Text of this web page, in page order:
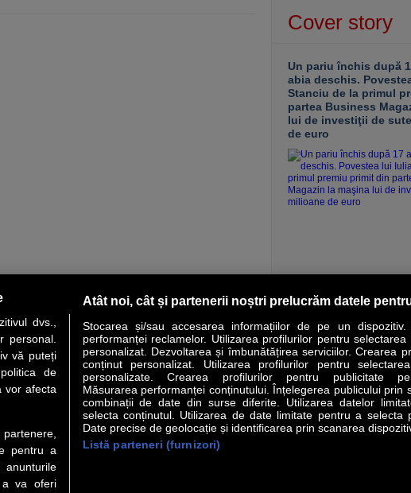
Cover story
Un pariu închis după
abia deschis.
Stanciu de la primul
partea Business
lui de investiţii de
de euro
vezi continuarea
LIDERI ANALIZE HI-TECH MEET THE CEO LIFESTYLE
Politica de confidentialitate
Termeni si conditii
About cookies
Servicii Revista
dvs.,
personal.
vă puteți
de
vor afecta
pentru a
a va oferi
Atât noi, cât și partenerii noștri prelucrăm datele
Stocarea și/sau accesarea informațiilor de pe un dispozitiv.
performanței reclamelor. Utilizarea profilurilor pentru selectarea
personalizat. Dezvoltarea și îmbunătățirea serviciilor. Crearea
conținut personalizat. Utilizarea profilurilor pentru
personalizate. Crearea profilurilor pentru publicitate
Măsurarea performanței conținutului. Înțelegerea publicului prin
combinații de date din surse diferite. Utilizarea datelor
selecta conținutul. Utilizarea de date limitate pentru a selecta
Date precise de geolocație și identificarea prin scanarea
Listă parteneri (furnizori)